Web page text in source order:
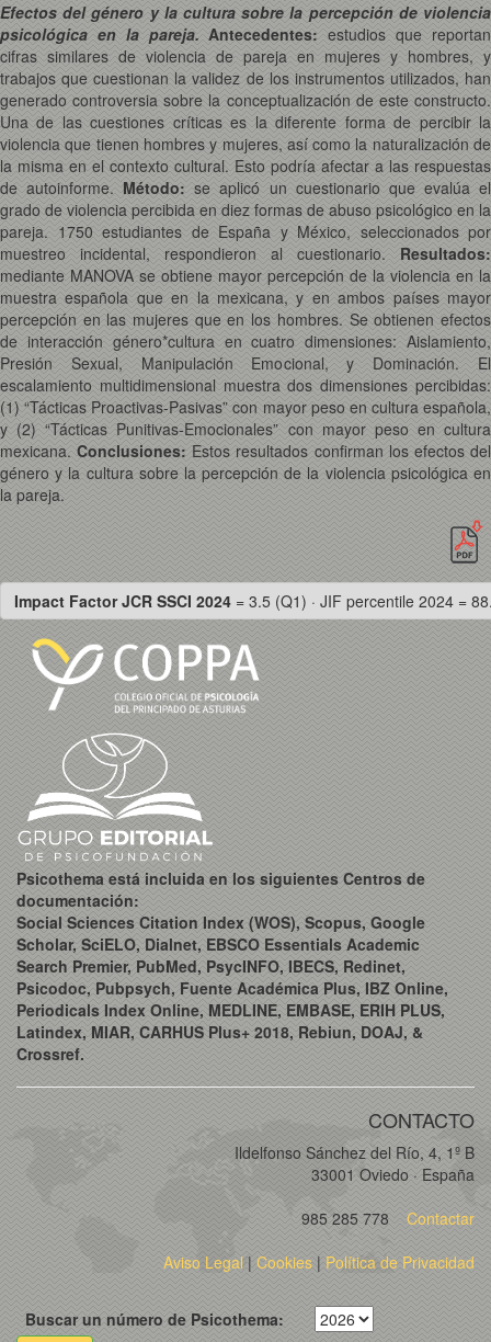
Efectos del género y la cultura sobre la percepción de violencia
psicológica en la pareja. Antecedentes: estudios que reportan
cifras similares de violencia de pareja en mujeres y hombres, y
trabajos que cuestionan la validez de los instrumentos utilizados, han
generado controversia sobre la conceptualización de este constructo.
Una de las cuestiones críticas es la diferente forma de percibir la
violencia que tienen hombres y mujeres, así como la naturalización de
la misma en el contexto cultural. Esto podría afectar a las respuestas
de autoinforme.Método: se aplicó un cuestionario que evalúa el
grado de violencia percibida en diez formas de abuso psicológico en la
pareja. 1750 estudiantes de España y México, seleccionados por
muestreo incidental, respondieron al cuestionario. Resultados:
mediante MANOVA se obtiene mayor percepción de la violencia en la
muestra española que en la mexicana, y en ambos países mayor
percepción en las mujeres que en los hombres. Se obtienen efectos
de interacción género*cultura en cuatro dimensiones: Aislamiento,
Presión Sexual, Manipulación Emocional, y Dominación. El
escalamiento multidimensional muestra dos dimensiones percibidas:
(1) “Tácticas Proactivas-Pasivas” con mayor peso en cultura española,
y (2) “Tácticas Punitivas-Emocionales” con mayor peso en cultura
mexicana.Conclusiones: Estos resultados confirman los efectos del
género y la cultura sobre la percepción de la violencia psicológica en
la pareja.
Impact Factor JCR SSCI 2024 = 3.5 (Q1) · JIF percentile 2024 =
Psicothema está incluida en los siguientes Centros de
documentación:
Social Sciences Citation Index (WOS), Scopus, Google
Scholar, SciELO, Dialnet, EBSCO Essentials Academic
Search Premier, PubMed, PsycINFO, IBECS, Redinet,
Psicodoc, Pubpsych, Fuente Académica Plus, IBZ Online,
Periodicals Index Online, MEDLINE, EMBASE, ERIH PLUS,
Latindex, MIAR, CARHUS Plus+ 2018, Rebiun, DOAJ, &
Crossref.
CONTACTO
Ildelfonso Sánchez del Río, 4, 1º B
33001 Oviedo · España
985 285 778
Contactar
Aviso Legal| Cookies | Política de Privacidad
Buscar un número de Psicothema: